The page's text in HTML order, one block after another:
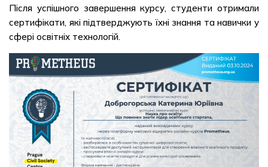
Після успішного завершення курсу, студенти отримали
сертифікати, які підтверджують їхні знання та навички у
сфері освітніх технологій.